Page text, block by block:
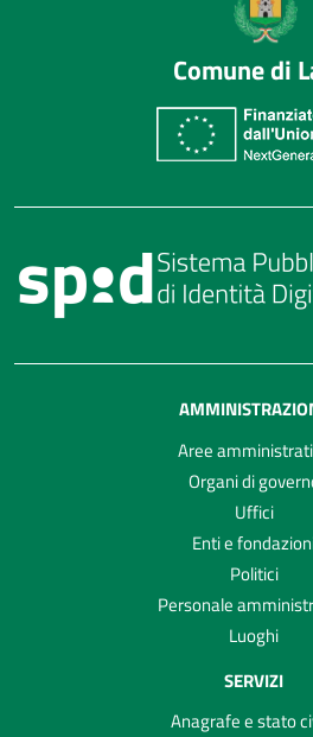
Comune di
Aree
Organi di
Uffici
Enti e
Politici
Personale
Luoghi
SERVIZI
Anagrafe e stato